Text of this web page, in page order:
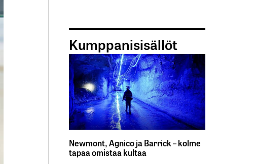
Kumppanisisällöt
Newmont, Agnico ja Barrick – kolme
tapaa omistaa kultaa